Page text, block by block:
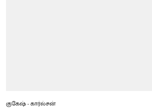
குகேஷ் - கார்ல்சன்